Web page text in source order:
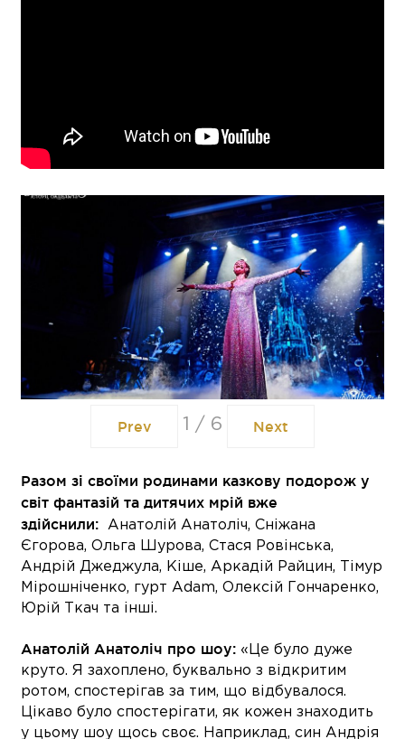
Prev 1 / 6 Next
Разом зі своїми родинами казкову подорож у
світ фантазій та дитячих мрій вже
здійснили: Анатолій Анатоліч, Сніжана
Єгорова, Ольга Шурова, Стася Ровінська,
Андрій Джеджула, Кіше, Аркадій Райцин, Тімур
Мірошніченко, гурт Adam, Олексій Гончаренко,
Юрій Ткач та інші.
Анатолій Анатоліч про шоу: «Це було дуже
круто. Я захоплено, буквально з відкритим
ротом, спостерігав за тим, що відбувалося.
Цікаво було спостерігати, як кожен знаходить
у цьому шоу щось своє. Наприклад, син Андрія